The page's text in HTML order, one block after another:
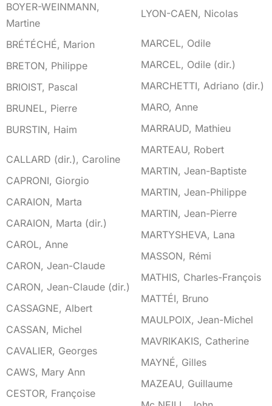
BOYER-WEINMANN,
Martine
BRÉTÉCHÉ, Marion
BRETON, Philippe
BRIOIST, Pascal
BRUNEL, Pierre
BURSTIN, Haim
C
CALLARD (dir.), Caroline
CAPRONI, Giorgio
CARAION, Marta
CARAION, Marta (dir.)
CAROL, Anne
CARON, Jean-Claude
CARON, Jean-Claude (dir.)
CASSAGNE, Albert
CASSAN, Michel
CAVALIER, Georges
CAWS, Mary Ann
CESTOR, Françoise
LYON-CAEN, Nicolas
M
MARCEL, Odile
MARCEL, Odile (dir.)
MARCHETTI, Adriano (dir.)
MARO, Anne
MARRAUD, Mathieu
MARTEAU, Robert
MARTIN, Jean-Baptiste
MARTIN, Jean-Philippe
MARTIN, Jean-Pierre
MARTYSHEVA, Lana
MASSON, Rémi
MATHIS, Charles-François
MATTÉI, Bruno
MAULPOIX, Jean-Michel
MAVRIKAKIS, Catherine
MAYNÉ, Gilles
MAZEAU, Guillaume